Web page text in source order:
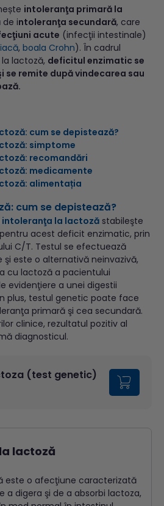
intoleranţa primară la
de intoleranţa secundară, care
acute (infecţii intestinale)
, boala Crohn). În cadrul
lactoză, deficitul enzimatic se
se remite după vindecarea sau
cum se depistează?
simptome
recomandări
medicamente
alimentația
cum se depistează?
la lactoză stabileşte
acest deficit enzimatic, prin
C/T. Testul se efectuează
este o alternativă neinvazivă,
cu lactoză a pacientului
evidenţiere a unei digestii
plus, testul genetic poate face
primară şi cea secundară.
clinice, rezultatul pozitiv al
diagnosticul.
(test genetic)
lactoză
este o afecţiune caracterizată
a digera şi de a absorbi lactoza,